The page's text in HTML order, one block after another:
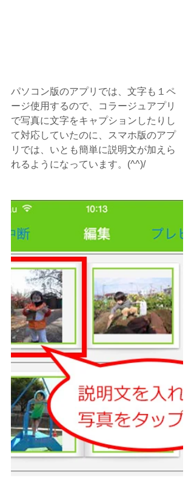
パソコン版のアプリでは、文字も１ペ
ージ使用するので、コラージュアプリ
で写真に文字をキャプションしたりし
て対応していたのに、スマホ版のアプ
リでは、いとも簡単に説明文が加えら
れるようになっています。(^^)/